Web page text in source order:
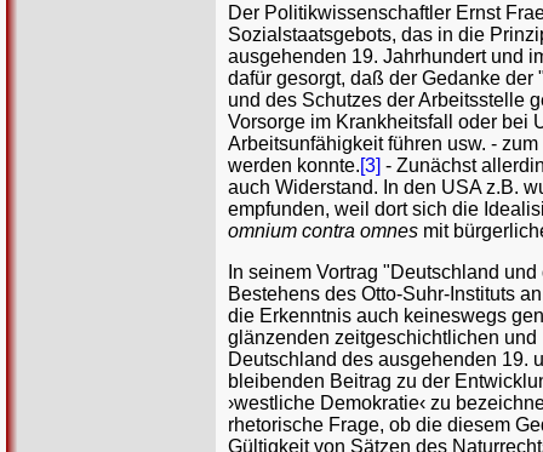
Der Politikwissenschaftler Ernst
Sozialstaatsgebots, das in die
ausgehenden 19. Jahrhundert und
dafür gesorgt, daß der Gedanke
und des Schutzes der Arbeitsstelle
Vorsorge im Krankheitsfall oder bei
Arbeitsunfähigkeit führen usw. -
werden konnte.[3] - Zunächst
auch Widerstand. In den USA z.B.
empfunden, weil dort sich die
omnium contra omnes mit
In seinem Vortrag "Deutschland
Bestehens des Otto-Suhr-Instituts
die Erkenntnis auch keineswegs
glänzenden zeitgeschichtlichen
Deutschland des ausgehenden 19.
bleibenden Beitrag zu der
›westliche Demokratie‹ zu
rhetorische Frage, ob die diesem
Gültigkeit von Sätzen des